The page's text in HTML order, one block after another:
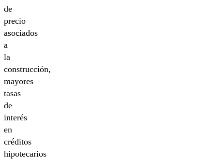
de
precio
asociados
a
la
construcción,
mayores
tasas
de
interés
en
créditos
hipotecarios